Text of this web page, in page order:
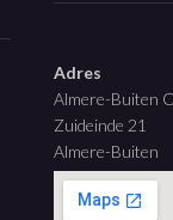
Adres
Almere-Buiten
Zuideinde 21
Almere-Buiten